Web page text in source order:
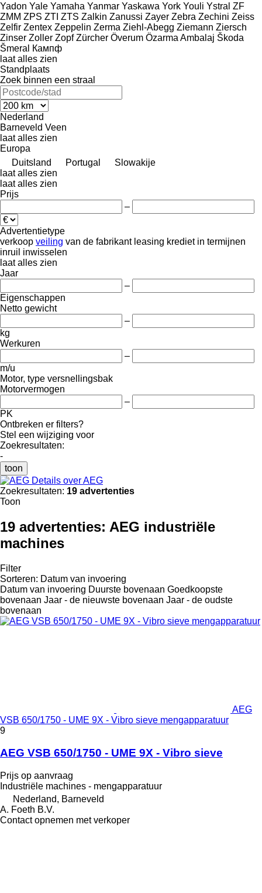
Yadon Yale Yamaha Yanmar Yaskawa York Youli Ystral ZF
ZMM ZPS ZTI ZTS Zalkin Zanussi Zayer Zebra Zechini Zeiss
Zelfir Zentex Zeppelin Zerma Ziehl-Abegg Ziemann Ziersch
Zinser Zoller Zopf Zürcher Överum Özarma Ambalaj Škoda
Šmeral
Кампф
laat alles zien
Standplaats
Zoek binnen een straal
Nederland
Barneveld Veen
laat alles zien
Europa
Duitsland
Portugal
Slowakije
laat alles zien
laat alles zien
Prijs
–
Advertentietype
verkoop veiling van de fabrikant leasing krediet in termijnen
inruil inwisselen
laat alles zien
Jaar
–
Eigenschappen
Netto gewicht
–
kg
Werkuren
–
m/u
Motor, type versnellingsbak
Motorvermogen
–
PK
Ontbreken er filters?
Stel een wijziging voor
Zoekresultaten:
-
toon
Details over AEG
Zoekresultaten: 19 advertenties
Toon
19 advertenties: AEG industriële
machines
Filter
Sorteren: Datum van invoering
Datum van invoering Duurste bovenaan Goedkoopste
bovenaan Jaar - de nieuwste bovenaan Jaar - de oudste
bovenaan
AEG
VSB 650/1750 - UME 9X - Vibro sieve mengapparatuur
9
AEG VSB 650/1750 - UME 9X - Vibro sieve
Prijs op aanvraag
Industriële machines - mengapparatuur
Nederland, Barneveld
A. Foeth B.V.
Contact opnemen met verkoper